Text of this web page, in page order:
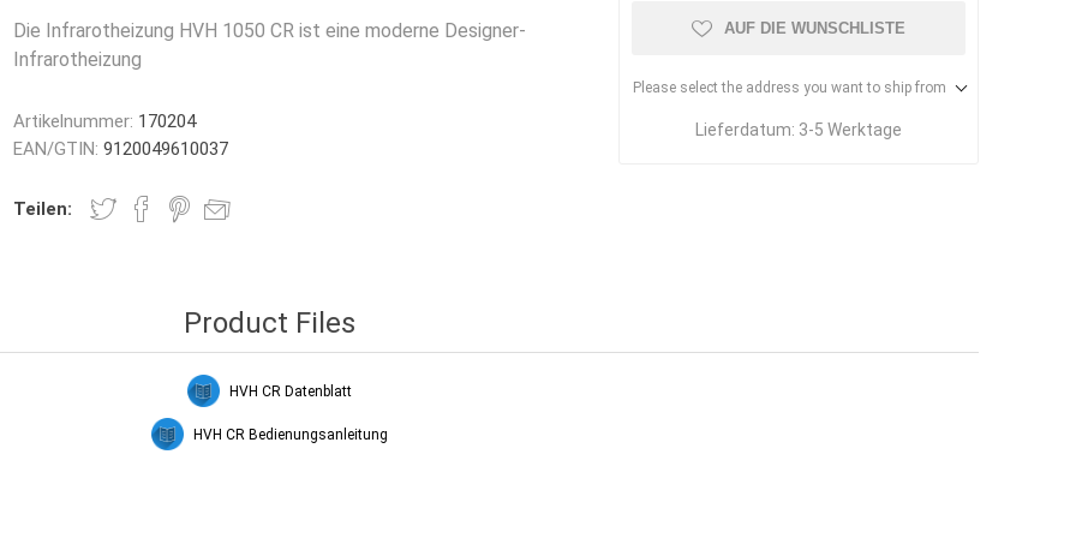
Die Infrarotheizung HVH 1050 CR ist eine moderne Designer-
Infrarotheizung
Artikelnummer: 170204
EAN/GTIN: 9120049610037
Teilen:
AUF DIE WUNSCHLISTE
Please select the address you want to ship from
Lieferdatum: 3-5 Werktage
Product Files
HVH CR Datenblatt
HVH CR Bedienungsanleitung